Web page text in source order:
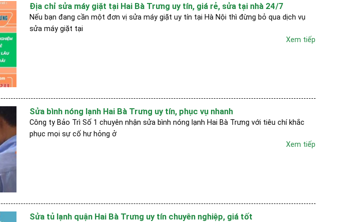
Địa chỉ sửa máy giặt tại Hai Bà Trưng uy tín, giá rẻ, sửa tại nhà 24/7
Nếu bạn đang cần một đơn vị sửa máy giặt uy tín tại Hà Nội thì đừng bỏ qua dịch vụ
sửa máy giặt tại
Xem tiếp
Sửa bình nóng lạnh Hai Bà Trưng uy tín, phục vụ nhanh
Công ty Bảo Trì Số 1 chuyên nhận sửa bình nóng lạnh Hai Bà Trưng với tiêu chí khắc
phục mọi sự cố hư hỏng ở
Xem tiếp
Sửa tủ lạnh quận Hai Bà Trưng uy tín chuyên nghiệp, giá tốt